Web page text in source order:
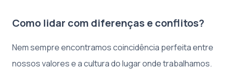
Como lidar com diferenças e conflitos?
Nem sempre encontramos coincidência perfeita entre
nossos valores e a cultura do lugar onde trabalhamos.